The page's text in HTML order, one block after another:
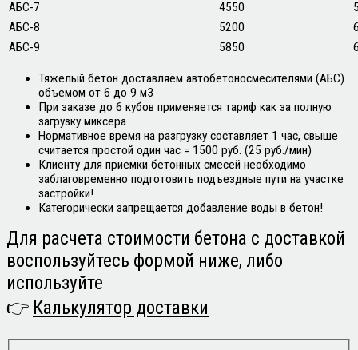
АБС-7 4550
АБС-8
5200
АБС-9
5850
Тяжелый бетон доставляем автобетоносмесителями (АБС)
объемом от 6 до 9 м3
При заказе до 6 кубов применяется тариф как за полную
загрузку миксера
Нормативное время на разгрузку составляет 1 час, свыше
считается простой один час = 1500 руб. (25 руб./мин)
Клиенту для приемки бетонных смесей необходимо
заблаговременно подготовить подъездные пути на участке
застройки!
Категорически запрещается добавление воды в бетон!
Для расчета стоимости бетона с доставкой
воспользуйтесь формой ниже, либо
используйте
👉 Калькулятор доставки